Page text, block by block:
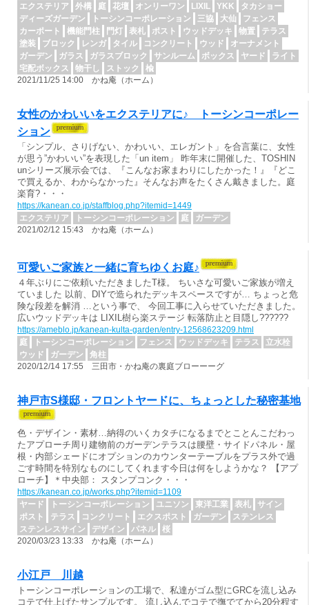
エクステリア
外構 庭 花壇 オンリーワン LIXIL YKK
タカショー
ディーズガーデン
トーシンコーポレーション 三協 大仙
フェンス
カーポート
機能門柱 門灯 表札 ポスト ウッドデッキ 物置
テラス
塗装
ブロック レンガ タイル コンクリート ウッド
オーナメント
ガーデン
ガラス ガラスブロック サンルーム ボックス ヤード
ライト
宅配ボックス
物干し ストック
楡
2021/11/25 14:00 かね庵（ホーム）
女性のかわいいをエクステリアに♪ トーシンコーポレー
ション
「シンプル、さりげない、かわいい、エレガント」を合言葉に、女性
が思う”かわいい”を表現した「un item」 昨年末に開催した、TOSHIN
unシリーズ展示会では、『こんなお家まわりにしたかった！』『どこ
で買えるか、わからなかった』そんなお声をたくさん戴きました。庭
楽育?・・・
https://kanean.co.jp/staffblog.php?itemid=1449
エクステリア
トーシンコーポレーション 庭
ガーデン
2021/02/12 15:43 かね庵（ホーム）
可愛いご家族と一緒に育ちゆくお庭♪
４年ぶりにご依頼いただきましたT様。 ちいさな可愛いご家族が増え
ていました 以前、DIYで造られたデッキスペースですが… ちょっと危
険な段差を解消 …という事で、 今回工事に入らせていただきました。
広いウッドデッキは LIXIL樹ら楽ステージ 転落防止と目隠し??????
https://ameblo.jp/kanean-kulta-garden/entry-12568623209.html
庭
トーシンコーポレーション フェンス ウッドデッキ テラス
立水栓
ウッド
ガーデン
角柱
2020/12/14 17:55 三田市・かね庵の裏庭ブローーーグ
神戸市S様邸・フロントヤードに、ちょっとした秘密基地
色・デザイン・素材…納得のいくカタチになるまでとことんこだわっ
たアプローチ周り建物前のガーデンテラスは腰壁・サイドパネル・屋
根・内部シェードにオプションのカウンターテーブルをプラス外で過
ごす時間を特別なものにしてくれます今日は何をしようかな？ 【アプ
ローチ】＊中央部： スタンプコンク・・・
https://kanean.co.jp/works.php?itemid=1109
ヤード
トーシンコーポレーション ユニソン 東洋工業 表札
サイン
ポスト
テラス コンクリート エクスポスト ガーデン
ステンレス
ステンレスサイン
デザイン パネル
桜
2020/03/23 13:33 かね庵（ホーム）
小江戸 川越
トーシンコーポレーションの工場で、私達がゴム型にGRCを流し込み
コテで仕上げたサンプルです。 流し込んでコテで撫でてから20分程す